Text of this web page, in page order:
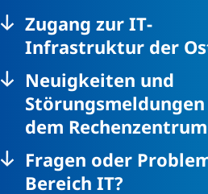
Zugang zurIT-
Infrastruktur der
Neuigkeiten und
Störungsmeldungen
dem Rechenzentrum
Fragen oder
BereichIT?